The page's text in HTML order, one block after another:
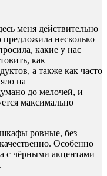
меня действительно
несколько
какие у нас
как
а также как часто
на
до мелочей, и
максимально
ровные, без
Особенно
с чёрными акцентами